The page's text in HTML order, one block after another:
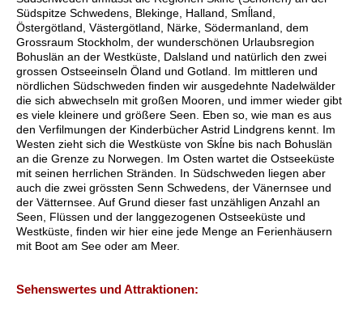
Südspitze Schwedens, Blekinge, Halland, Smĺland,
Östergötland, Västergötland, Närke, Södermanland, dem
Grossraum Stockholm, der wunderschönen Urlaubsregion
Bohuslän an der Westküste, Dalsland und natürlich den zwei
grossen Ostseeinseln Öland und Gotland. Im mittleren und
nördlichen Südschweden finden wir ausgedehnte Nadelwälder
die sich abwechseln mit großen Mooren, und immer wieder gibt
es viele kleinere und größere Seen. Eben so, wie man es aus
den Verfilmungen der Kinderbücher Astrid Lindgrens kennt. Im
Westen zieht sich die Westküste von Skĺne bis nach Bohuslän
an die Grenze zu Norwegen. Im Osten wartet die Ostseeküste
mit seinen herrlichen Stränden. In Südschweden liegen aber
auch die zwei grössten Senn Schwedens, der Vänernsee und
der Vätternsee. Auf Grund dieser fast unzähligen Anzahl an
Seen, Flüssen und der langgezogenen Ostseeküste und
Westküste, finden wir hier eine jede Menge an Ferienhäusern
mit Boot am See oder am Meer.
Sehenswertes und Attraktionen: